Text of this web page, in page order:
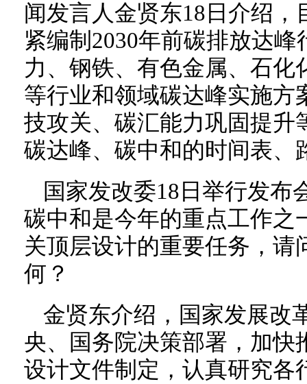
闻发言人金贤东18日介绍
紧编制2030年前碳排放达
力、钢铁、有色金属、石化
等行业和领域碳达峰实施方
技攻关、碳汇能力巩固提升
碳达峰、碳中和的时间表、
国家发改委18日举行发布
碳中和是今年的重点工作之
关顶层设计的重要任务，请
何？
金贤东介绍，国家发展改
央、国务院决策部署，加快
设计文件制定，认真研究各